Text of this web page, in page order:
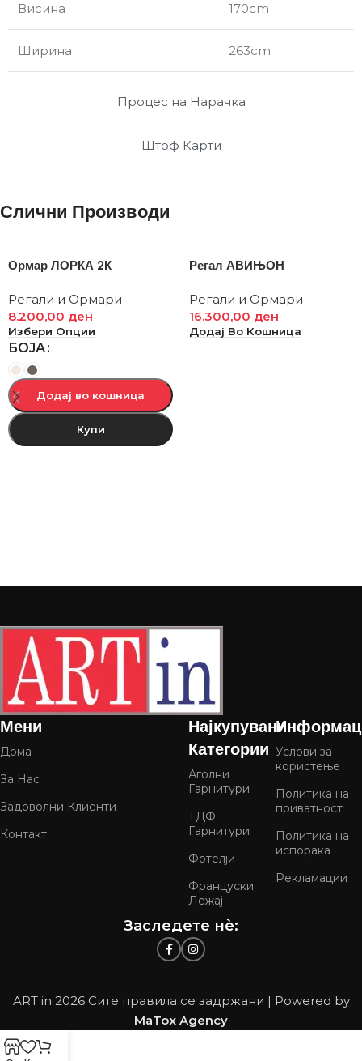
Процес на Нарачка
Штоф Карти
Висина 170cm
Ширина 263cm
Слични Производи
Ормар ЛОРКА 2К
Регали и Ормари
8.200,00 ден
Избери Опции
БОЈА
Додај во кошница
Купи
Регал АВИЊОН
Регали и Ормари
16.300,00 ден
Додај Во Кошница
Мени
Дома
За Нас
Задоволни Клиенти
Контакт
Најкупувани
Категории
Аголни
Гарнитури
ТДФ
Гарнитури
Фотелји
Француски
Лежај
Услови за
користење
Политика на
приватност
Политика на
испорака
Рекламации
Заследете нѐ:
ART in 2026 Сите правила се задржани | Powered by
MaTox Agency